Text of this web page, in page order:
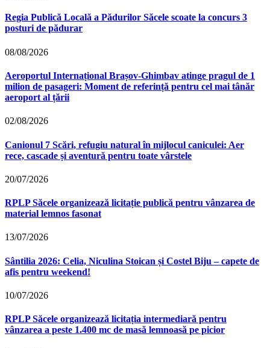
Regia Publică Locală a Pădurilor Săcele scoate la concurs 3
posturi de pădurar
08/08/2026
Aeroportul Internațional Brașov‑Ghimbav atinge pragul de 1
milion de pasageri: Moment de referință pentru cel mai tânăr
aeroport al țării
02/08/2026
Canionul 7 Scări, refugiu natural în mijlocul caniculei: Aer
rece, cascade și aventură pentru toate vârstele
20/07/2026
RPLP Săcele organizează licitație publică pentru vânzarea de
material lemnos fasonat
13/07/2026
Sântilia 2026: Celia, Niculina Stoican și Costel Biju – capete de
afis pentru weekend!
10/07/2026
RPLP Săcele organizează licitația intermediară pentru
vânzarea a peste 1.400 mc de masă lemnoasă pe picior